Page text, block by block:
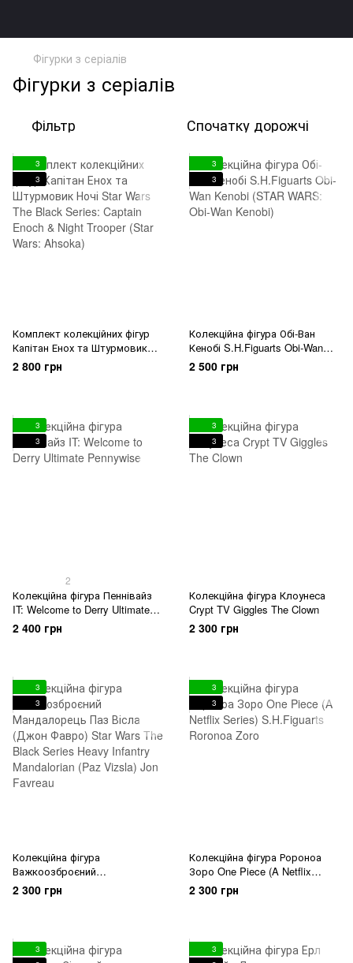
Фігурки з серіалів
Фігурки з серіалів
Фільтр Спочатку дорожчі
3
3
Комплект колекційних фігур
Капітан Енох та Штурмовик
Ночі Star Wars The Black
Series: Captain Enoch & Night
2 800 грн
3
3
Колекційна фігура Обі-Ван
Кенобі S.H.Figuarts Obi-Wan
Kenobi (STAR WARS: Obi-Wan
Kenobi)
2 500 грн
3
3
2
Колекційна фігура Пеннівайз
IT: Welcome to Derry Ultimate
Pennywise
2 400 грн
3
3
Колекційна фігура Клоунеса
Crypt TV Giggles The Clown
2 300 грн
3
3
Колекційна фігура
Важкоозброєний
Мандалорець Паз Вісла (Джон
Фавро) Star Wars The Black
Favreau
2 300 грн
3
3
Колекційна фігура Ророноа
Зоро One Piece (A Netflix
Series) S.H.Figuarts Roronoa
Zoro
2 300 грн
3
3